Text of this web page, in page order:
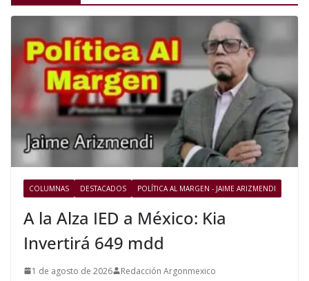
COLUMNAS DESTACADOS POLÍTICA AL MARGEN - JAIME ARIZMENDI
A la Alza IED a México: Kia
Invertirá 649 mdd
1 de agosto de 2026 Redacción Argonmexico